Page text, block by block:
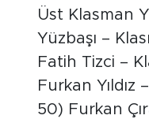
Üst Klasman
Yüzbaşı –
Fatih Tizci –
Furkan Yıldız
50) Furkan